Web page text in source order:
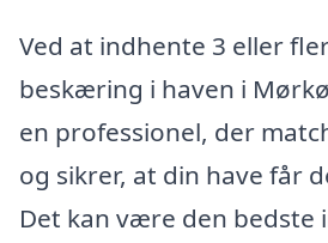
Ved at indhente 3 eller
beskæring i haven i
en professionel, der
og sikrer, at din have får
Det kan være den bedste